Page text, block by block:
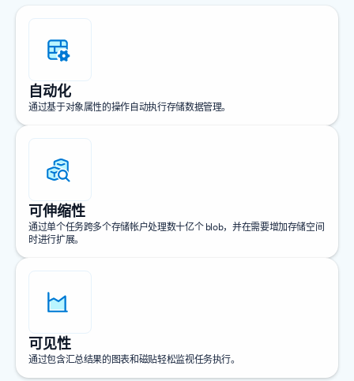
自动化
通过基于对象属性的操作自动执行存储数据管理。
可伸缩性
通过单个任务跨多个存储帐户处理数十亿个 blob，并在需要增加存储空间
时进行扩展。
可见性
通过包含汇总结果的图表和磁贴轻松监视任务执行。